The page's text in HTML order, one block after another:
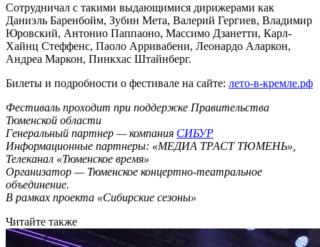
Сотрудничал с такими выдающимися дирижерами как
Даниэль Баренбойм, Зубин Мета, Валерий Гергиев, Владимир
Юровский, Антонио Паппаоно, Массимо Дзанетти, Карл-
Хайнц Стеффенс, Паоло Арривабени, Леонардо Аларкон,
Андреа Маркон, Пинкхас Штайнберг.
Билеты и подробности о фестивале на сайте: лето-в-кремле.рф
Фестиваль проходит при поддержке Правительства
Тюменской области
Генеральный партнер — компания СИБУР
Информационные партнеры: «МЕДИА ТРАСТ ТЮМЕНЬ»,
Телеканал «Тюменское время»
Организатор — Тюменское концертно-театральное
объединение.
В рамках проекта «Сибирские сезоны»
Читайте также